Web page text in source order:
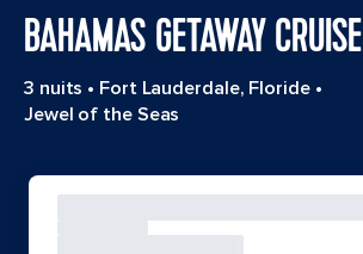
BAHAMAS GETAWAY CRUISE
3 nuits • Fort Lauderdale, Floride•
Jewel of the Seas